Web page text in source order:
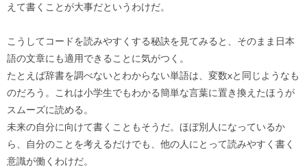
えて書くことが大事だというわけだ。
こうしてコードを読みやすくする秘訣を見てみると、そのまま日本
語の文章にも適用できることに気がつく。
たとえば辞書を調べないとわからない単語は、変数xと同じようなも
のだろう。これは小学生でもわかる簡単な言葉に置き換えたほうが
スムーズに読める。
未来の自分に向けて書くこともそうだ。ほぼ別人になっているか
ら、自分のことを考えるだけでも、他の人にとって読みやすく書く
意識が働くわけだ。